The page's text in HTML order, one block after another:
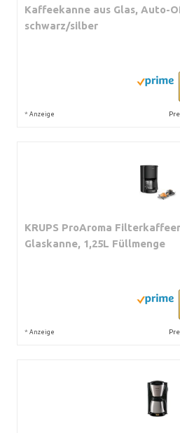
Kaffeekanne aus Glas, Auto-
schwarz/silber
* Anzeige
KRUPS ProAroma
Glaskanne, 1,25L Füllmenge
* Anzeige